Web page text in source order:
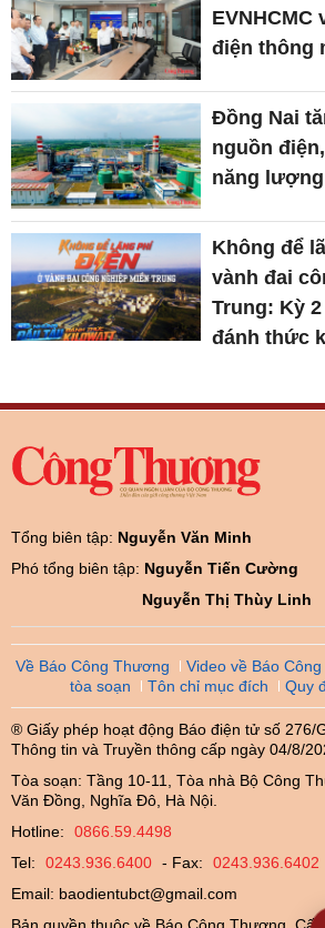
điện thông
Đồng Nai
nguồn
năng lượng
Không để
vành đai
Trung: Kỳ
đánh thức
Tổng biên tập: Nguyễn Văn Minh
Phó tổng biên tập: Nguyễn Tiến Cường
Nguyễn Thị Thùy Linh
Về Báo Công Thương Video về Báo
tòa soạn
Tôn chỉ mục đích Quy
® Giấy phép hoạt động Báo điện tử số 276/
Thông tin và Truyền thông cấp ngày 04/8/
Tòa soạn: Tầng 10-11, Tòa nhà Bộ Công
Văn Đồng, Nghĩa Đô, Hà Nội.
Hotline:
0866.59.4498
Tel:
0243.936.6400 - Fax:
0243.936.6402
Email: baodientubct@gmail.com